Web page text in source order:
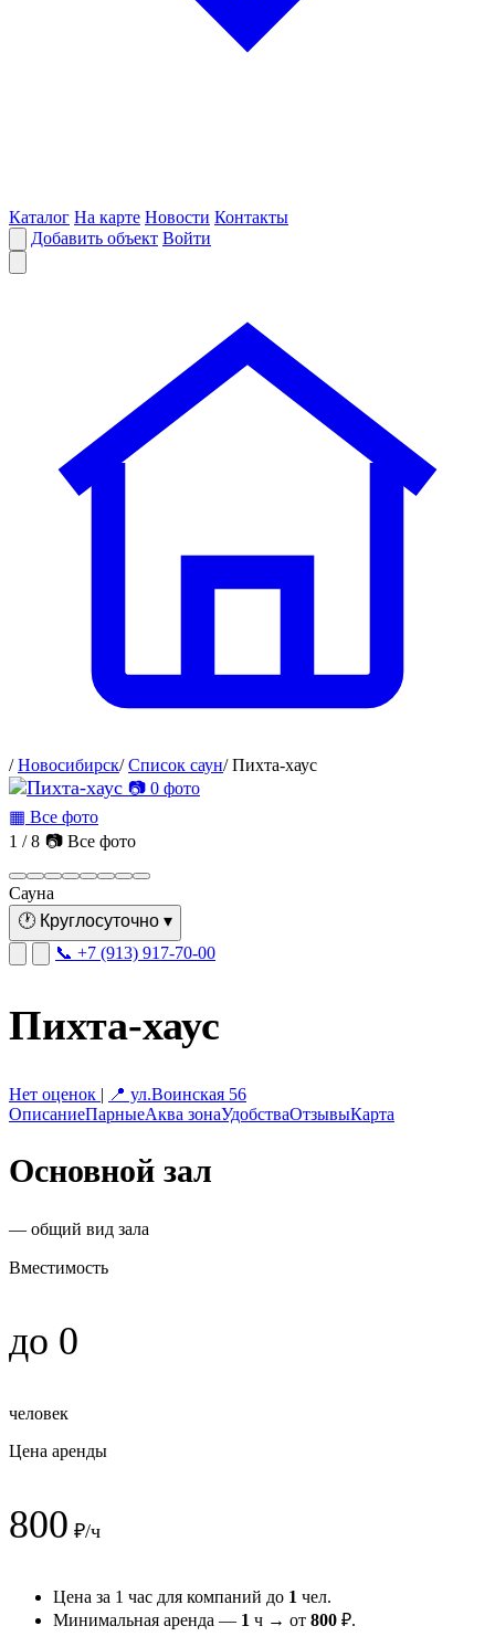
Каталог На карте Новости Контакты
Добавить объект Войти
/ Новосибирск/ Список саун/ Пихта-хаус
📷 0 фото
▦ Все фото
1 / 8 📷 Все фото
Сауна
🕐 Круглосуточно ▾
📞 +7 (913) 917-70-00
Пихта-хаус
Нет оценок | 📍 ул.Воинская 56
ОписаниеПарныеАква зонаУдобстваОтзывыКарта
Основной зал
— общий вид зала
Вместимость
до 0
человек
Цена аренды
800 ₽/ч
Цена за 1 час для компаний до 1 чел.
Минимальная аренда — 1 ч → от 800 ₽.